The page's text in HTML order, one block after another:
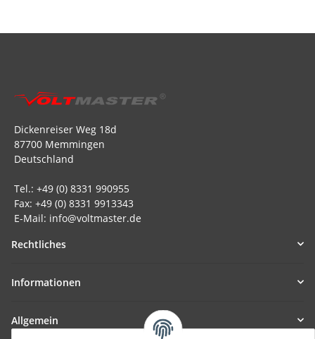
Dickenreiser Weg 18d
87700 Memmingen
Deutschland
Tel.: +49 (0) 8331 990955
Fax: +49 (0) 8331 9913343
E-Mail: info@voltmaster.de
Rechtliches
Informationen
Allgemein